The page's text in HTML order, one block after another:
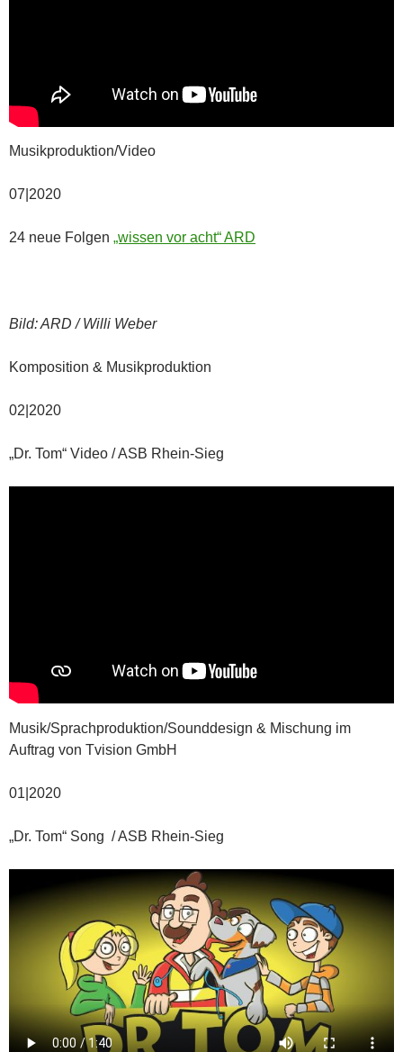
Musikproduktion/Video
07|2020
24 neue Folgen „wissen vor acht“ ARD
Bild: ARD / Willi Weber
Komposition & Musikproduktion
02|2020
„Dr. Tom“ Video / ASB Rhein-Sieg
Musik/Sprachproduktion/Sounddesign & Mischung im
Auftrag von Tvision GmbH
01|2020
„Dr. Tom“ Song / ASB Rhein-Sieg